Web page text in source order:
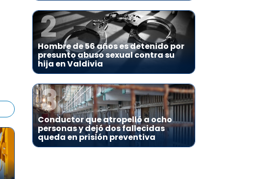
2
Hombre de 56 años es detenido por
presunto abuso sexual contra su
hija en Valdivia
3
Conductor que atropelló a ocho
personas y dejó dos fallecidas
queda en prisión preventiva